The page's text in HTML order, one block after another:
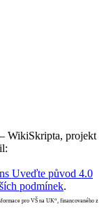
WikiSkripta, projekt
Uveďte původ 4.0
podmínek.
pro VŠ na UK“, financovaného z